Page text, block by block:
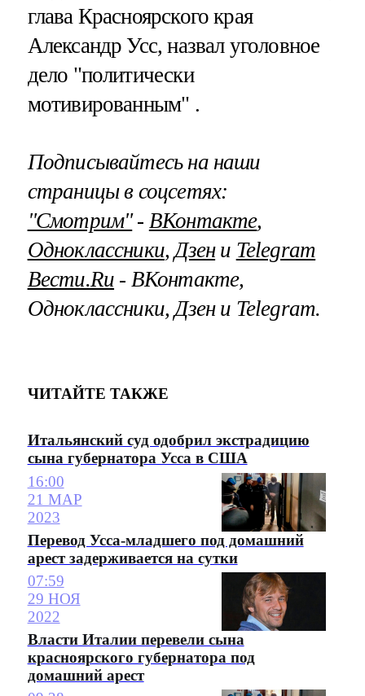
глава Красноярского края
Александр Усс, назвал уголовное
дело "политически
мотивированным" .
Подписывайтесь на наши
страницы в соцсетях:
"Смотрим"‐ ВКонтакте,
Одноклассники,Дзени Telegram
Вести.Ru ‐ ВКонтакте,
Одноклассники, Дзен и Telegram.
ЧИТАЙТЕ ТАКЖЕ
Итальянский суд одобрил экстрадицию
сына губернатора Усса в США
16:00
21 МАР
2023
Перевод Усса-младшего под домашний
арест задерживается на сутки
07:59
29 НОЯ
2022
Власти Италии перевели сына
красноярского губернатора под
домашний арест